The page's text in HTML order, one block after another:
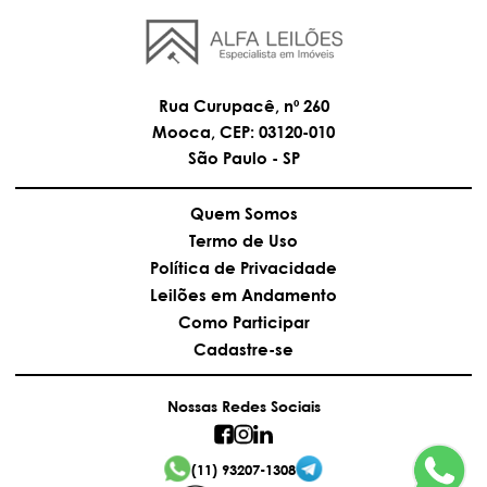
ATUALIZAÇÃO DO VALOR DO BEM:
imóveis são atualizados mensalmente de acordo
com o Índice da Tabela Prática de Atualização do
DÚVIDAS E ESCLARECIMENTOS:Pessoalmente
perante o Ofício onde estiver tramitando a ação,
ou no escritório do leiloeiro, localizado na Rua
Curupacê, n° 260, Mooca - CEP 03120-010 - São
Paulo – SP, endereço eletrônico
contato@alfaleiloes.com, telefone (11) 3230-1126 e
Celular/WhatsApp (11) 93207-1308. A participação
neste Leilão Eletrônico deve ser feita pelo sítio
eletrônico da Alfa Leilões, no seguinte endereço:
www.alfaleiloes.com.
Rua Curupacê, nº 260
Mooca, CEP: 03120-010
São Paulo - SP
Quem Somos
Termo de Uso
Política de Privacidade
Leilões em Andamento
Como Participar
Cadastre-se
Nossas Redes Sociais
(11) 93207-1308